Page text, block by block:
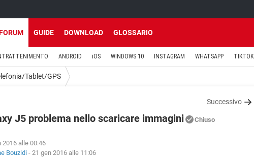
GUIDE DOWNLOAD GLOSSARIO
ANDROID iOS WINDOWS 10 INSTAGRAM WHATSAPP TIKTOK
Tablet/GPS
Successivo
J5 problema nello scaricare immagini Chiuso
2016 alle 00:46
Bouzidi - 21 gen 2016 alle 11:06